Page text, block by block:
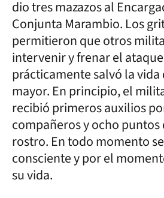
dio tres mazazos al
Conjunta Marambio. Los
permitieron que otros
intervenir y frenar el
prácticamente salvó la
mayor. En principio, el
recibió primeros auxilios
compañeros y ocho puntos
rostro. En todo momento
consciente y por el
su vida.